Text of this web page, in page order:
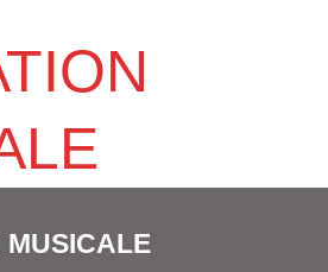
MUSICALE